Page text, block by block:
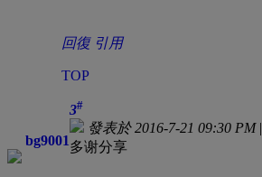
回復 引用
TOP
bg9001
3#
發表於 2016-7-21 09:30 PM|
多谢分享